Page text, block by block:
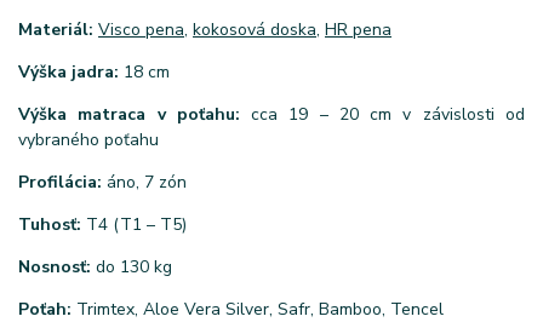
Materiál: Visco pena, kokosová doska, HR pena
Výška jadra: 18 cm
Výška matraca v poťahu: cca 19 – 20 cm v závislosti od
vybraného poťahu
Profilácia: áno, 7 zón
Tuhosť: T4 (T1 – T5)
Nosnosť: do 130 kg
Poťah: Trimtex, Aloe Vera Silver, Safr, Bamboo, Tencel